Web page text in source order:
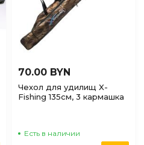
70.00 BYN
Чехол для удилищ X-
Fishing 135см, 3 кармашка
Есть в наличии